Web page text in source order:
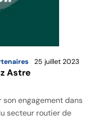
25 juillet 2023
Astre
son engagement dans
secteur routier de